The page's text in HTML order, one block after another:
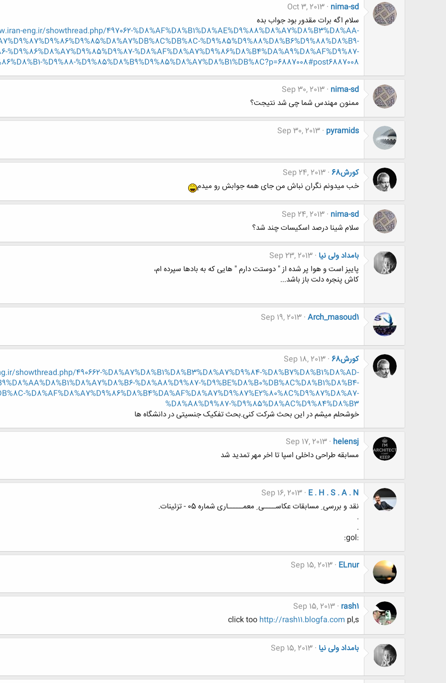
nima-sd
Oct 3, 2013
سلام اگه برات مقدور بود جواب بده
eng.ir/showthread.php/497062-%D8%AF%D8%B1%D8%AE%D9%88%D8%A7%D8%B3%D8%AA-
%D9%85%D9%88%D8%B6%D9%88%D8%B9-
%D9%86%D8%A7%D9%85%D9%87-%D8%AF%D8%A7%D9%86%D8%B4%DA%A9%D8%AF%D9%87-
%D9%88-%D9%85%D8%B9%D9%85%D8%A7%D8%B1%DB%8C?p=6887008#post6887008
nima-sd
Sep 30, 2013
ممنون مهندس شما چی شد نتیجت؟
pyramids
Sep 30, 2013
کورش68
Sep 24, 2013
خب میدونم نگران نباش من جای همه جوابش رو میدم
nima-sd
Sep 24, 2013
سلام شینا درصد اسکیسات چند شد؟
بامداد ولی نیا Sep 23, 2013
پاییز است و هوا پر شده از " دوستت دارم " هایی که به بادها سپرده ام،
کاش پنجره دلت باز باشد...
Arch_masoud1
Sep 19, 2013
کورش68
Sep 18, 2013
showthread.php/490662-%D8%A7%D8%B1%D8%B3%D8%A7%D9%84-%D8%B7%D8%B1%D8%AD-
%D8%A8%D9%87-%D9%BE%D8%B0%DB%8C%D8%B1%D8%B4-
%D8%AF%D8%A7%D9%86%D8%B4%DA%AF%D8%A7%D9%87%E2%80%8C%D9%87%D8%A7-
%D8%A8%D9%87-%D9%85%D8%AC%D9%84%D8%B3
خوشحلم میشم در این بحث شرکت کنی.بحث تفکیک جنسیتی در دانشگاه ها
helensj
Sep 17, 2013
مسابقه طراحی داخلی اسپا تا اخر مهر تمدید شد
E . H . S . A . N
Sep 16, 2013
نقد و بررسی ِ مسابقات عکاســــی ِ معمـــــاری شماره 05 - تزئینات.
.
.
:gol:
ELnur
Sep 15, 2013
rash1
Sep 15, 2013
click too http://rash11.blogfa.com pl,s
بامداد ولی نیا Sep 15, 2013